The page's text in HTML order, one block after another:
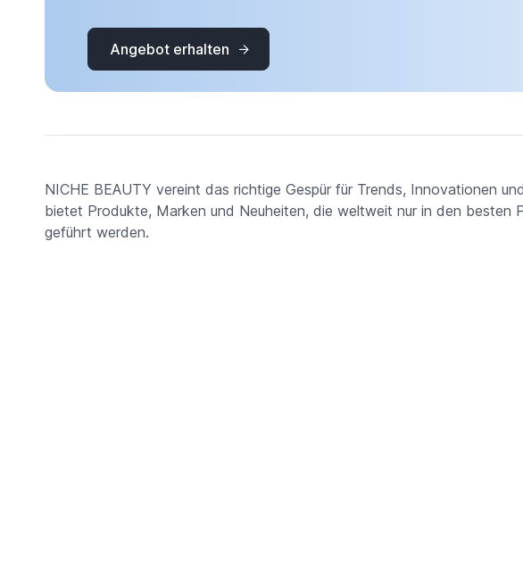
Angebot erhalten
NICHE BEAUTY vereint das richtige Gespür für Trends, Innovationen
bietet Produkte, Marken und Neuheiten, die weltweit nur in den besten
geführt werden.